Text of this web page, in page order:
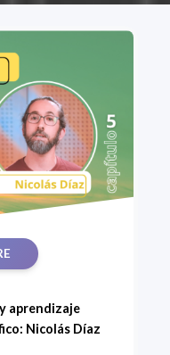
aprendizaje
Nicolás Díaz